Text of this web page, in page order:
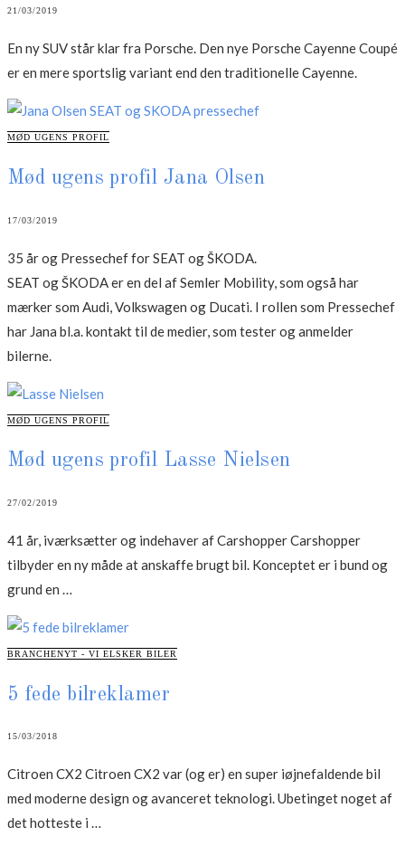
21/03/2019
En ny SUV står klar fra Porsche. Den nye Porsche Cayenne Coupé
er en mere sportslig variant end den traditionelle Cayenne.
CATEGORIES
MØD UGENS PROFIL
Mød ugens profil Jana Olsen
17/03/2019
35 år og Pressechef for SEAT og ŠKODA.
SEAT og ŠKODA er en del af Semler Mobility, som også har
mærker som Audi, Volkswagen og Ducati. I rollen som Pressechef
har Jana bl.a. kontakt til de medier, som tester og anmelder
bilerne.
CATEGORIES
MØD UGENS PROFIL
Mød ugens profil Lasse Nielsen
27/02/2019
41 år, iværksætter og indehaver af Carshopper Carshopper
tilbyder en ny måde at anskaffe brugt bil. Konceptet er i bund og
grund en …
profil
Lasse
Nielsen”
CATEGORIES
BRANCHENYT - VI ELSKER BILER
5 fede bilreklamer
15/03/2018
Citroen CX2 Citroen CX2 var (og er) en super iøjnefaldende bil
med moderne design og avanceret teknologi. Ubetinget noget af
det hotteste i …